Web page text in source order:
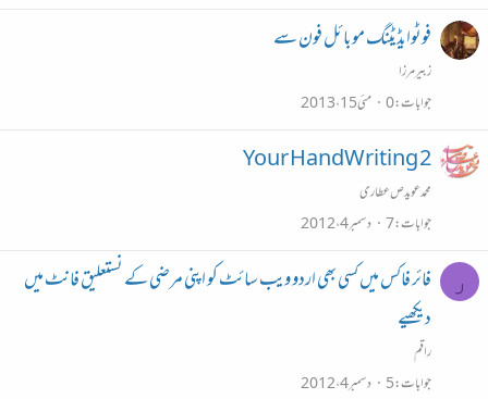
فوٹوایڈیٹنگ موبائل فون سے
زبیر مرزا
جوابات 0 مئی 15، 2013
Your HandWriting 2
محمد عویدص عطاری
جوابات 7 دسمبر 4، 2012
ر
فائر فاکس میں کسی بھی اردو ویب سائٹ کو اپنی مرضی کے نستعلیق فانٹ میں
دیکھیے
راقم
جوابات 5 دسمبر 4، 2012